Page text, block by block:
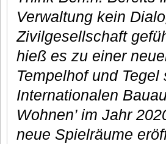
Verwaltung kein
Zivilgesellschaft
hieß es zu einer
Tempelhof und
Internationalen
Wohnen’ im Jahr
neue Spielräume